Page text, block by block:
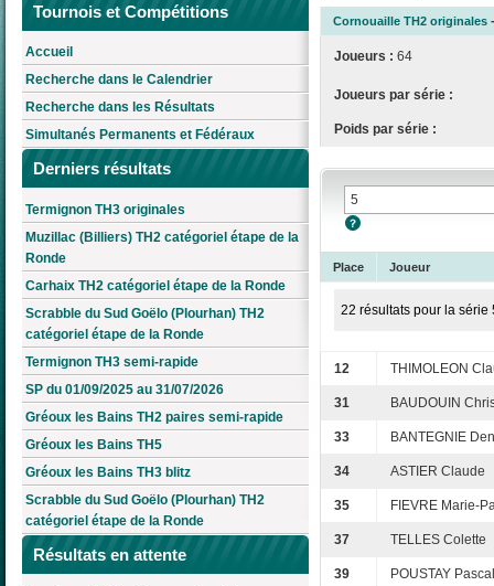
Tournois et Compétitions
Accueil
Recherche dans le Calendrier
Recherche dans les Résultats
Simultanés Permanents et Fédéraux
Derniers résultats
Termignon TH3 originales
Muzillac (Billiers) TH2 catégoriel étape de la
Ronde
Carhaix TH2 catégoriel étape de la Ronde
Scrabble du Sud Goëlo (Plourhan) TH2
catégoriel étape de la Ronde
Termignon TH3 semi-rapide
SP du 01/09/2025 au 31/07/2026
Gréoux les Bains TH2 paires semi-rapide
Gréoux les Bains TH5
Gréoux les Bains TH3 blitz
Scrabble du Sud Goëlo (Plourhan) TH2
catégoriel étape de la Ronde
Résultats en attente
Cornouaille TH2 originales
Joueurs : 64
Joueurs par série :
Poids par série :
Place Joueur
22 résultats pour la série
12 THIMOLEON
31 BAUDOUIN
33 BANTEGNIE
34 ASTIER Claude
35 FIEVRE Marie-
37 TELLES Colette
39 POUSTAY Pascal